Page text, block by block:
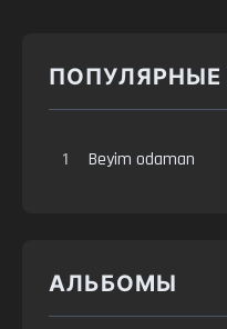
ПОПУЛЯРНЫЕ
1 Beyim odaman
АЛЬБОМЫ